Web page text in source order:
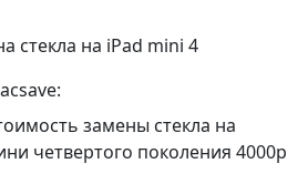
стекла на iPad mini 4
замены стекла на
четвертого поколения 4000р